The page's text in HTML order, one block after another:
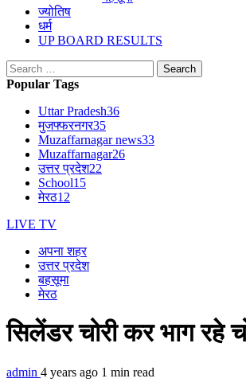
ज्योतिष
धर्म
UP BOARD RESULTS
Search
for:
Popular Tags
Uttar Pradesh36
मुजफ्फरनगर35
Muzaffarnagar news33
Muzaffarnagar26
उत्तर प्रदेश22
School15
मेरठ12
LIVE TV
अपना शहर
उत्तर प्रदेश
बहसूमा
मेरठ
सिलेंडर चोरी कर भाग रहे
admin 4 years ago 1 min read